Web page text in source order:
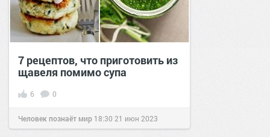
7 рецептов, что приготовить из
щавеля помимо супа
6 0
Человек познаёт мир 18:30 21 июн 2023